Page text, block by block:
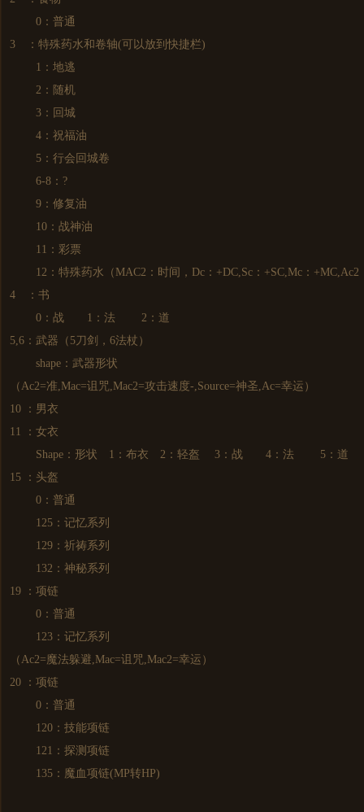
0：普通
3 ：特殊药水和卷轴(可以放到快捷栏)
1：地逃
2：随机
3：回城
4：祝福油
5：行会回城卷
6-8：?
9：修复油
10：战神油
11：彩票
12：特殊药水（MAC2：时间，Dc：+DC,Sc：+SC,Mc：+MC,Ac2
4 ：书
0：战 1：法 2：道
5,6：武器（5刀剑，6法杖）
shape：武器形状
（Ac2=准,Mac=诅咒,Mac2=攻击速度-,Source=神圣,Ac=幸运）
10 ：男衣
11 ：女衣
Shape：形状 1：布衣 2：轻盔 3：战 4：法 5：道
15 ：头盔
0：普通
125：记忆系列
129：祈祷系列
132：神秘系列
19 ：项链
0：普通
123：记忆系列
（Ac2=魔法躲避,Mac=诅咒,Mac2=幸运）
20 ：项链
0：普通
120：技能项链
121：探测项链
135：魔血项链(MP转HP)